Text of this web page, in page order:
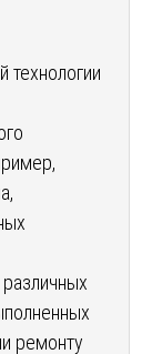
технологии
ремонту